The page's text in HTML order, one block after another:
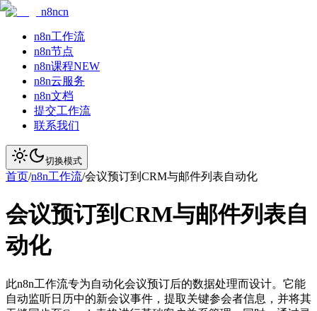
n8ncn
n8n工作流
n8n节点
n8n课程NEW
n8n云服务
n8n文档
提交工作流
联系我们
切换模式
首页/n8n工作流/会议预订到CRM与邮件列表自动化
会议预订到CRM与邮件列表自
动化
此n8n工作流专为自动化会议预订后的数据处理而设计。它能
自动监听日历中的新会议事件，提取关键参会者信息，并将其